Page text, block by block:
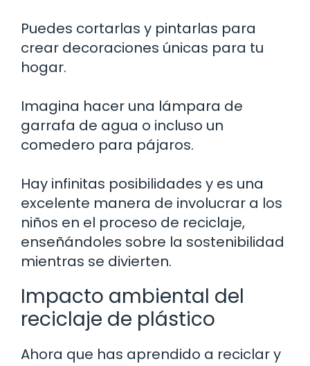
Puedes cortarlas y pintarlas para
crear decoraciones únicas para tu
hogar.
Imagina hacer una lámpara de
garrafa de agua o incluso un
comedero para pájaros.
Hay infinitas posibilidades y es una
excelente manera de involucrar a los
niños en el proceso de reciclaje,
enseñándoles sobre la sostenibilidad
mientras se divierten.
Impacto ambiental del
reciclaje de plástico
Ahora que has aprendido a reciclar y